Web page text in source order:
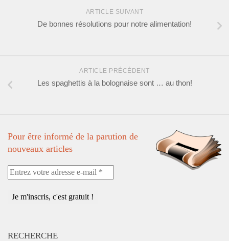
ARTICLE SUIVANT
De bonnes résolutions pour notre alimentation!
ARTICLE PRÉCÉDENT
Les spaghettis à la bolognaise sont … au thon!
Pour être informé de la parution de
nouveaux articles
Entrez
votre
adresse
RECHERCHE